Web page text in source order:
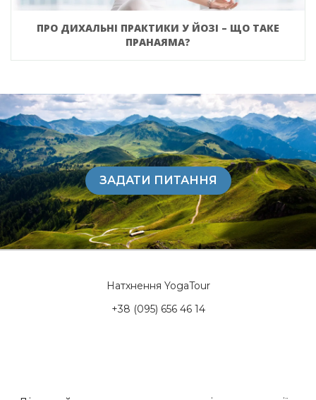
ПРО ДИХАЛЬНІ ПРАКТИКИ У ЙОЗІ – ЩО ТАКЕ
ПРАНАЯМА?
ЗАДАТИ ПИТАННЯ
Натхнення YogaTour
+38 (095) 656 46 14